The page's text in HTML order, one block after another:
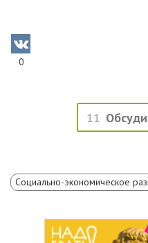
0
11
Социально-экономическое